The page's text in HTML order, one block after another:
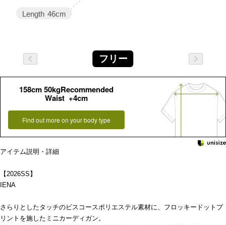
Length 46cm
フリー
158cm 50kgRecommended
Waist +4cm
Find out more on your body type
アイテム説明・詳細
【2026SS】
IENA
さらりとしたタッチのビスコースポリエステル素材に、フロッキードットプ
リントを施したミニカーディガン。